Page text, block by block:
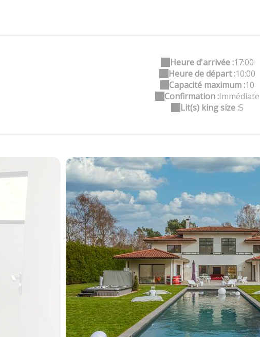
Heure d'arrivée :17:00
Heure de départ :10:00
Capacité maximum :10
Confirmation :Immédiate
Lit(s) king size :5